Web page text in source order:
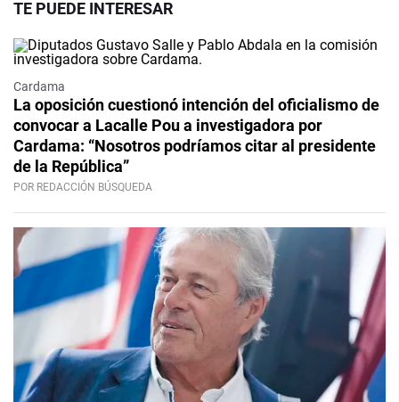
TE PUEDE INTERESAR
Cardama
La oposición cuestionó intención del oficialismo de
convocar a Lacalle Pou a investigadora por
Cardama: “Nosotros podríamos citar al presidente
de la República”
POR REDACCIÓN BÚSQUEDA